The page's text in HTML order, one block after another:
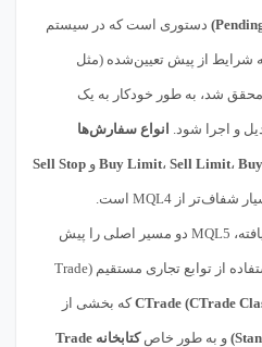
دستوری است که در سیستم
شرایط از پیش تعیین‌شده (مثل
شد، به طور خودکار به یک
و اجرا شود. انواع سفارش‌ها
Buy Limit، Sell Limit، و Sell Stop
برای تعامل با این سیستم ساختاریافته، MQL5 دو مسیر اصلی را پیش
روی برنامه‌نویس قرار می‌دهد: استفاده از توابع تجاری مستقیم (Trade
که بخشی از
و به طور خاص کتابخانه Trade